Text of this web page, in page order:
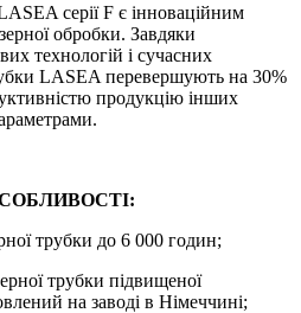
серії F є інноваційним
обробки. Завдяки
технологій і сучасних
LASEA перевершують на 30%
продукцію інших
трубки до 6 000 годин;
трубки підвищеної
на заводі в Німеччині;